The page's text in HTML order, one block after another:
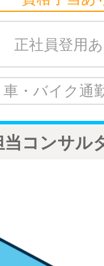
正社員登用
車・バイク通
当コンサル